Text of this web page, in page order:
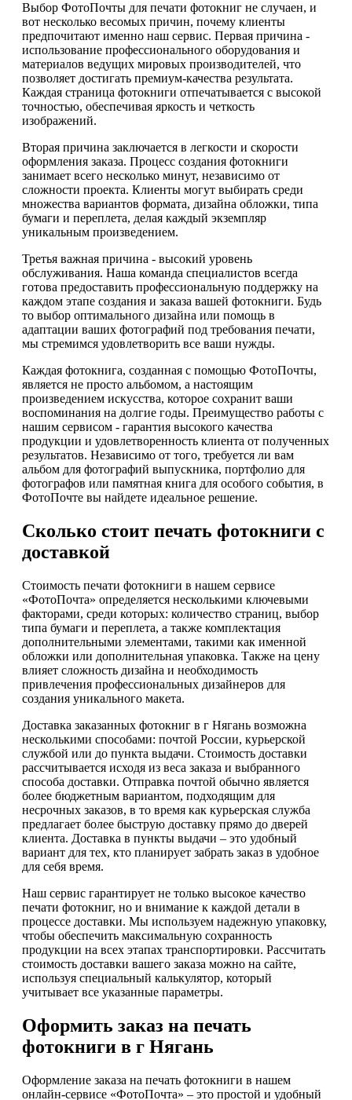
Выбор ФотоПочты для печати фотокниг не случаен, и
вот несколько весомых причин, почему клиенты
предпочитают именно наш сервис. Первая причина -
использование профессионального оборудования и
материалов ведущих мировых производителей, что
позволяет достигать премиум-качества результата.
Каждая страница фотокниги отпечатывается с высокой
точностью, обеспечивая яркость и четкость
изображений.
Вторая причина заключается в легкости и скорости
оформления заказа. Процесс создания фотокниги
занимает всего несколько минут, независимо от
сложности проекта. Клиенты могут выбирать среди
множества вариантов формата, дизайна обложки, типа
бумаги и переплета, делая каждый экземпляр
уникальным произведением.
Третья важная причина - высокий уровень
обслуживания. Наша команда специалистов всегда
готова предоставить профессиональную поддержку на
каждом этапе создания и заказа вашей фотокниги. Будь
то выбор оптимального дизайна или помощь в
адаптации ваших фотографий под требования печати,
мы стремимся удовлетворить все ваши нужды.
Каждая фотокнига, созданная с помощью ФотоПочты,
является не просто альбомом, а настоящим
произведением искусства, которое сохранит ваши
воспоминания на долгие годы. Преимущество работы с
нашим сервисом - гарантия высокого качества
продукции и удовлетворенность клиента от полученных
результатов. Независимо от того, требуется ли вам
альбом для фотографий выпускника, портфолио для
фотографов или памятная книга для особого события, в
ФотоПочте вы найдете идеальное решение.
Сколько стоит печать фотокниги с
доставкой
Стоимость печати фотокниги в нашем сервисе
«ФотоПочта» определяется несколькими ключевыми
факторами, среди которых: количество страниц, выбор
типа бумаги и переплета, а также комплектация
дополнительными элементами, такими как именной
обложки или дополнительная упаковка. Также на цену
влияет сложность дизайна и необходимость
привлечения профессиональных дизайнеров для
создания уникального макета.
Доставка заказанных фотокниг в г Нягань возможна
несколькими способами: почтой России, курьерской
службой или до пункта выдачи. Стоимость доставки
рассчитывается исходя из веса заказа и выбранного
способа доставки. Отправка почтой обычно является
более бюджетным вариантом, подходящим для
несрочных заказов, в то время как курьерская служба
предлагает более быструю доставку прямо до дверей
клиента. Доставка в пункты выдачи – это удобный
вариант для тех, кто планирует забрать заказ в удобное
для себя время.
Наш сервис гарантирует не только высокое качество
печати фотокниг, но и внимание к каждой детали в
процессе доставки. Мы используем надежную упаковку,
чтобы обеспечить максимальную сохранность
продукции на всех этапах транспортировки. Рассчитать
стоимость доставки вашего заказа можно на сайте,
используя специальный калькулятор, который
учитывает все указанные параметры.
Оформить заказ на печать
фотокниги в г Нягань
Оформление заказа на печать фотокниги в нашем
онлайн-сервисе «ФотоПочта» – это простой и удобный